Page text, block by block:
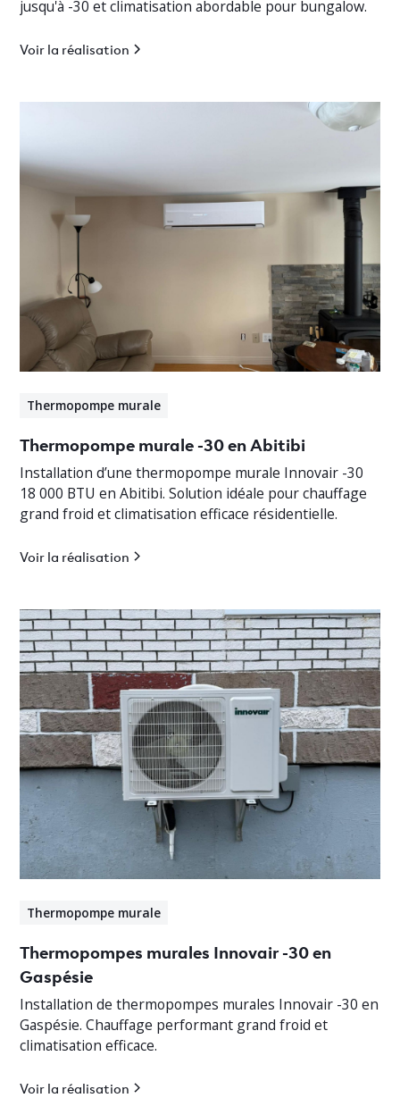
jusqu'à -30 et climatisation abordable pour bungalow.
Voir la réalisation
Thermopompe murale
Thermopompe murale -30 en Abitibi
Installation d’une thermopompe murale Innovair -30
18 000 BTU en Abitibi. Solution idéale pour chauffage
grand froid et climatisation efficace résidentielle.
Voir la réalisation
Thermopompe murale
Thermopompes murales Innovair -30 en
Gaspésie
Installation de thermopompes murales Innovair -30 en
Gaspésie. Chauffage performant grand froid et
climatisation efficace.
Voir la réalisation